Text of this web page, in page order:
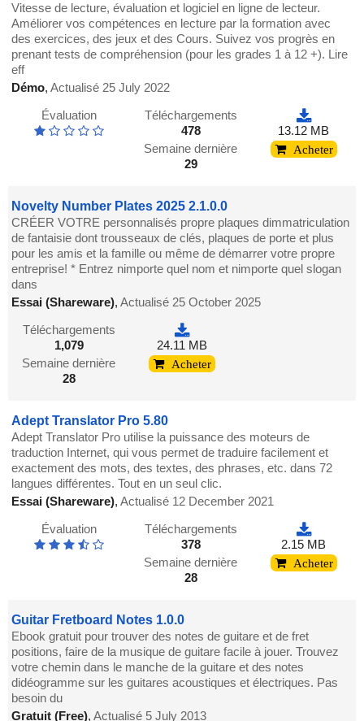
Vitesse de lecture, évaluation et logiciel en ligne de lecteur.
Améliorer vos compétences en lecture par la formation avec
des exercices, des jeux et des Cours. Suivez vos progrès en
prenant tests de compréhension (pour les grades 1 à 12 +). Lire
eff
Démo,Actualisé 25 July 2022
Évaluation
Téléchargements
478
Semaine dernière
29
13.12 MB
Acheter
Novelty Number Plates 2025 2.1.0.0
CRÉER VOTRE personnalisés propre plaques dimmatriculation
de fantaisie dont trousseaux de clés, plaques de porte et plus
pour les amis et la famille ou même de démarrer votre propre
entreprise! * Entrez nimporte quel nom et nimporte quel slogan
dans
Essai (Shareware),Actualisé 25 October 2025
Téléchargements
1,079
Semaine dernière
28
24.11 MB
Acheter
Adept Translator Pro 5.80
Adept Translator Pro utilise la puissance des moteurs de
traduction Internet, qui vous permet de traduire facilement et
exactement des mots, des textes, des phrases, etc. dans 72
langues différentes. Tout en un seul clic.
Essai (Shareware),Actualisé 12 December 2021
Évaluation
Téléchargements
378
Semaine dernière
28
2.15 MB
Acheter
Guitar Fretboard Notes 1.0.0
Ebook gratuit pour trouver des notes de guitare et de fret
positions, faire de la musique de guitare facile à jouer. Trouvez
votre chemin dans le manche de la guitare et des notes
didéogramme sur les guitares acoustiques et électriques. Pas
besoin du
Gratuit (Free),Actualisé 5 July 2013